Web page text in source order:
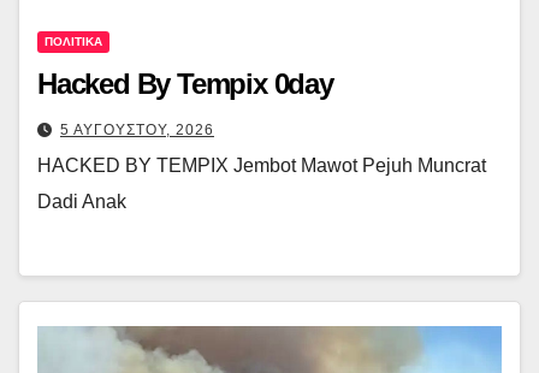
ΠΟΛΙΤΙΚΑ
Hacked By Tempix 0day
5 ΑΥΓΟΥΣΤΟΥ, 2026
HACKED BY TEMPIX Jembot Mawot Pejuh Muncrat
Dadi Anak